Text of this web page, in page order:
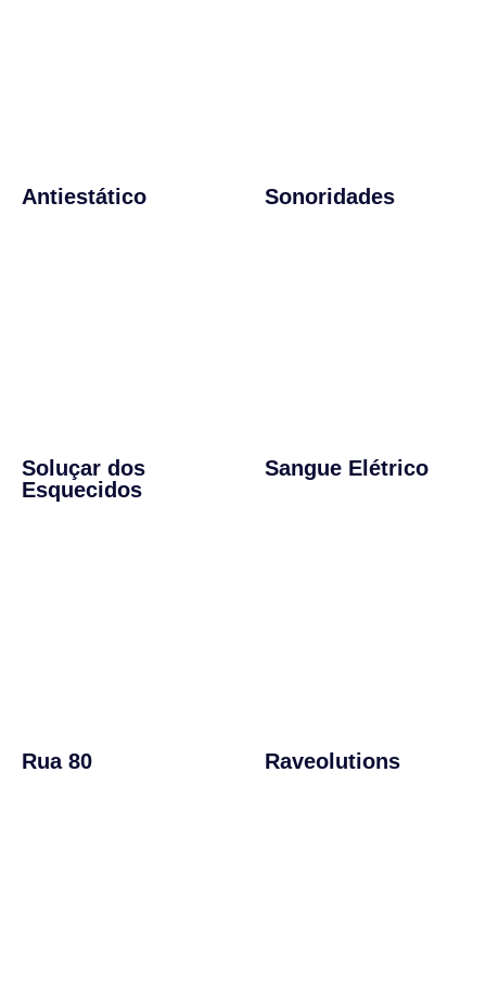
Antiestático Sonoridades
Soluçar dos
Esquecidos
Sangue Elétrico
Rua 80 Raveolutions